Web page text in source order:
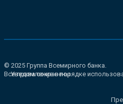
© 2025 Группа Всемирного банка.
Все права сохранены.
Уведомление о порядке